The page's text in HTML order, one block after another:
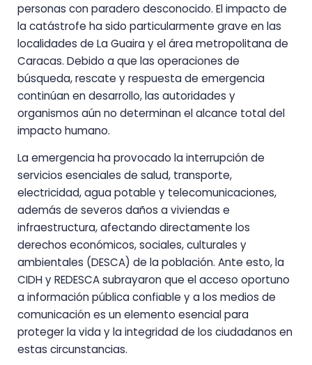
personas con paradero desconocido. El impacto de
la catástrofe ha sido particularmente grave en las
localidades de La Guaira y el área metropolitana de
Caracas. Debido a que las operaciones de
búsqueda, rescate y respuesta de emergencia
continúan en desarrollo, las autoridades y
organismos aún no determinan el alcance total del
impacto humano.
La emergencia ha provocado la interrupción de
servicios esenciales de salud, transporte,
electricidad, agua potable y telecomunicaciones,
además de severos daños a viviendas e
infraestructura, afectando directamente los
derechos económicos, sociales, culturales y
ambientales (DESCA) de la población. Ante esto, la
CIDH y REDESCA subrayaron que el acceso oportuno
a información pública confiable y a los medios de
comunicación es un elemento esencial para
proteger la vida y la integridad de los ciudadanos en
estas circunstancias.